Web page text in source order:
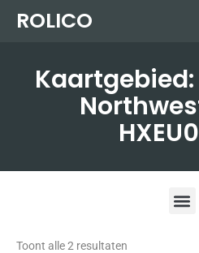
ROLICO
Toont alle 2 resultaten